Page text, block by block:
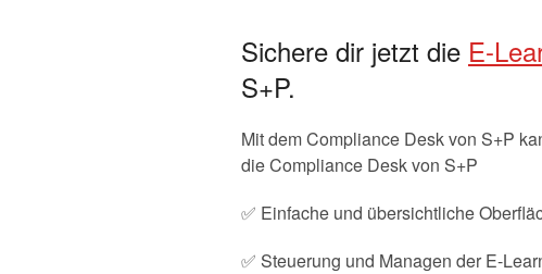
Sichere dir jetzt die E-
S+P.
Mit dem Compliance Desk von S+P
die Compliance Desk von S+P
✅ Einfache und übersichtliche
✅ Steuerung und Managen der E-